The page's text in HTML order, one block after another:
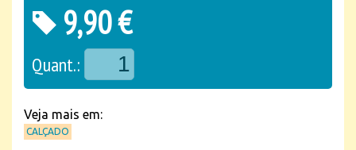
9,90 €
Quant.:
Veja mais em:
CALÇADO